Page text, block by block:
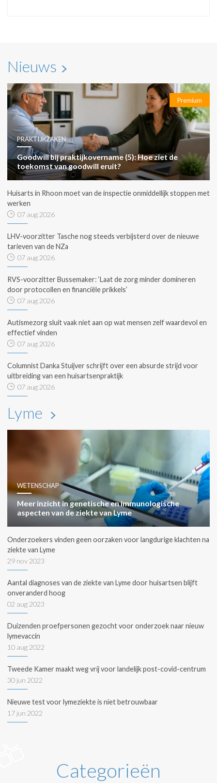
Nieuws
Premium
PRAKTIJKZAKEN
Goodwill bij praktijkovername (5): Hoe ziet de
toekomst van goodwill eruit?
Huisarts in Rhoon moet van de inspectie onmiddellijk stoppen met
werken
07 aug 2026
LHV-voorzitter Tasche nog steeds verbijsterd over de nieuwe
tarieven van de NZa
07 aug 2026
RVS-voorzitter Bussemaker: ‘Laat de zorg minder domineren
door protocollen en financiële prikkels’
07 aug 2026
Autismezorg sluit vaak niet aan op wat mensen zelf waardevol en
effectief vinden
07 aug 2026
Columnist Danka Stuijver schrijft over een absurde strijd voor
uitbreiding van een huisartsenpraktijk
07 aug 2026
Lyme
WETENSCHAP
Meer inzicht in genetische en immunologische
aspecten van de ziekte van Lyme
Onderzoekers vinden geen oorzaken voor langdurige klachten na
ziekte van Lyme
29 nov 2023
Aantal diagnoses van de ziekte van Lyme door huisartsen blijft
onveranderd hoog
02 aug 2023
Duizenden proefpersonen gezocht voor onderzoek naar nieuw
lymevaccin
10 aug 2022
Tweede Kamer maakt weg vrij voor landelijk post-covid-centrum
30 jun 2022
Nieuwe test voor lymeziekte is niet betrouwbaar
17 jun 2022
Categorieën